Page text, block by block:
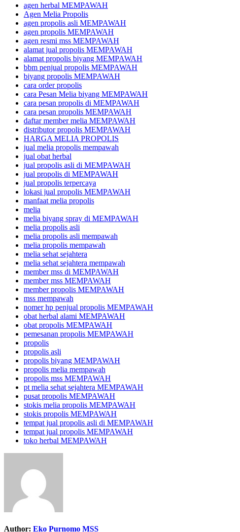
agen herbal MEMPAWAH
Agen Melia Propolis
agen propolis asli MEMPAWAH
agen propolis MEMPAWAH
agen resmi mss MEMPAWAH
alamat jual propolis MEMPAWAH
alamat propolis biyang MEMPAWAH
bbm penjual propolis MEMPAWAH
biyang propolis MEMPAWAH
cara order propolis
cara Pesan Melia biyang MEMPAWAH
cara pesan propolis di MEMPAWAH
cara pesan propolis MEMPAWAH
daftar member melia MEMPAWAH
distributor propolis MEMPAWAH
HARGA MELIA PROPOLIS
jual melia propolis mempawah
jual obat herbal
jual propolis asli di MEMPAWAH
jual propolis di MEMPAWAH
jual propolis terpercaya
lokasi jual propolis MEMPAWAH
manfaat melia propolis
melia
melia biyang spray di MEMPAWAH
melia propolis asli
melia propolis asli mempawah
melia propolis mempawah
melia sehat sejahtera
melia sehat sejahtera mempawah
member mss di MEMPAWAH
member mss MEMPAWAH
member propolis MEMPAWAH
mss mempawah
nomer hp penjual propolis MEMPAWAH
obat herbal alami MEMPAWAH
obat propolis MEMPAWAH
pemesanan propolis MEMPAWAH
propolis
propolis asli
propolis biyang MEMPAWAH
propolis melia mempawah
propolis mss MEMPAWAH
pt melia sehat sejahtera MEMPAWAH
pusat propolis MEMPAWAH
stokis melia propolis MEMPAWAH
stokis propolis MEMPAWAH
tempat jual propolis asli di MEMPAWAH
tempat jual propolis MEMPAWAH
toko herbal MEMPAWAH
Author: Eko Purnomo MSS